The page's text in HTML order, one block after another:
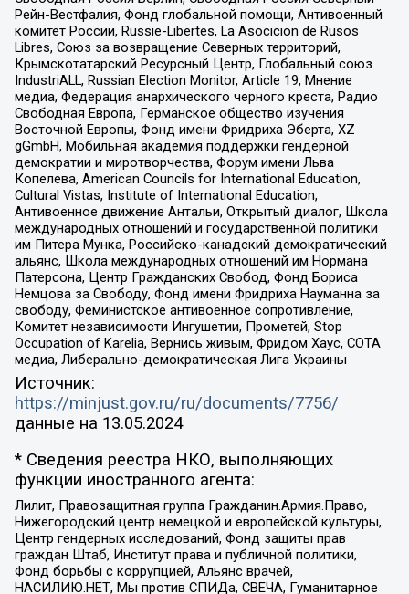
Рейн-Вестфалия, Фонд глобальной помощи, Антивоенный
комитет России, Russie-Libertes, La Asocicion de Rusos
Libres, Союз за возвращение Северных территорий,
Крымскотатарский Ресурсный Центр, Глобальный союз
IndustriALL, Russian Election Monitor, Article 19, Мнение
медиа, Федерация анархического черного креста, Радио
Свободная Европа, Германское общество изучения
Восточной Европы, Фонд имени Фридриха Эберта, XZ
gGmbH, Мобильная академия поддержки гендерной
демократии и миротворчества, Форум имени Льва
Копелева, American Councils for International Education,
Cultural Vistas, Institute of International Education,
Антивоенное движение Антальи, Открытый диалог, Школа
международных отношений и государственной политики
им Питера Мунка, Российско-канадский демократический
альянс, Школа международных отношений им Нормана
Патерсона, Центр Гражданских Свобод, Фонд Бориса
Немцова за Свободу, Фонд имени Фридриха Науманна за
свободу, Феминистское антивоенное сопротивление,
Комитет независимости Ингушетии, Прометей, Stop
Occupation of Karelia, Вернись живым, Фридом Хаус, СОТА
медиа, Либерально-демократическая Лига Украины
Источник:
https://minjust.gov.ru/ru/documents/7756/
данные на 13.05.2024
* Сведения реестра НКО, выполняющих
функции иностранного агента:
Лилит, Правозащитная группа Гражданин.Армия.Право,
Нижегородский центр немецкой и европейской культуры,
Центр гендерных исследований, Фонд защиты прав
граждан Штаб, Институт права и публичной политики,
Фонд борьбы с коррупцией, Альянс врачей,
НАСИЛИЮ.НЕТ, Мы против СПИДа, СВЕЧА, Гуманитарное